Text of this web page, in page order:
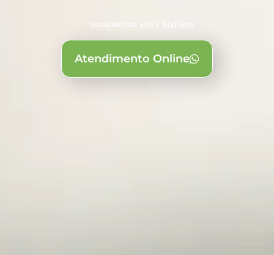
Atendimento 100% Sigiloso
Atendimento Online